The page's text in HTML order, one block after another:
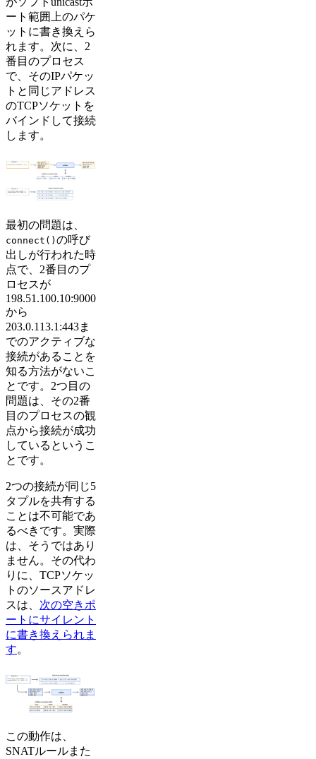
ート範囲上のパケ
ットに書き換えら
れます。次に、2
番目のプロセス
で、そのIPパケッ
トと同じアドレス
のTCPソケットを
バインドして接続
します。
最初の問題は、
connect() の呼び
出しが行われた時
点で、2番目のプ
ロセスが
198.51.100.10:9000
から
203.0.113.1:443ま
でのアクティブな
接続があることを
知る方法がないこ
とです。2つ目の
問題は、その2番
目のプロセスの観
点から接続が成功
しているというこ
とです。
2つの接続が同じ5
タプルを共有する
ことは不可能であ
るべきです。実際
は、そうではあり
ません。その代わ
りに、TCPソケッ
トのソースアドレ
スは、 次の空きポ
ートにサイレント
に書き換えられま
す。
この動作は、
SNATルールまた